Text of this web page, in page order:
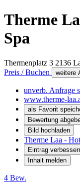
Therme
Spa
Thermenplatz 3 2136
Preis / Buchen
weitere
unverb. Anfrage
www.therme-
als Favorit
Bewertung
Bild hochladen
Therme Laa -
Eintrag
Inhalt melden
4 Bew.